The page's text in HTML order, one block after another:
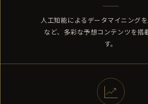
人工知能によるデータマイニング
など、多彩な予想コンテンツを搭
す。